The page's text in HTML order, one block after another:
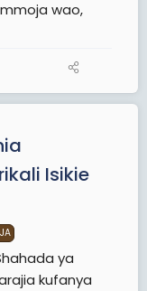
mmoja wao,
Isikie
ya
kufanya